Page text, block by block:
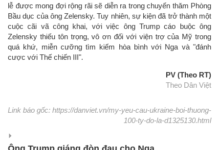
lễ được mong đợi rộng rãi sẽ diễn ra trong chuyến thăm Phòng
Bầu dục của ông Zelensky. Tuy nhiên, sự kiện đã trở thành một
cuộc cãi vã công khai, với việc ông Trump cáo buộc ông
Zelensky thiếu tôn trọng, vô ơn đối với viện trợ của Mỹ trong
quá khứ, miễn cưỡng tìm kiếm hòa bình với Nga và "đánh
cược với Thế chiến III".
PV (Theo RT)
Theo Dân Việt
Link báo gốc: https://danviet.vn/my-yeu-cau-ukraine-boi-thuong-
100-ty-do-la-d1325130.html